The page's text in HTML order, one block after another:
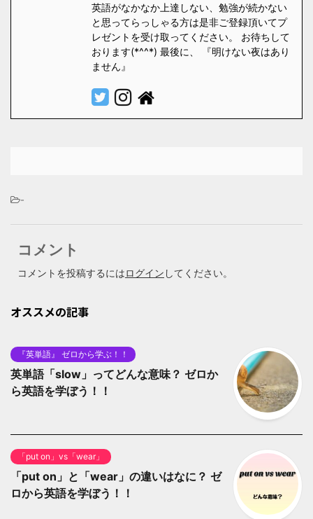
英語がなかなか上達しない、勉強が続かない
と思ってらっしゃる方は是非ご登録頂いてプ
レゼントを受け取ってください。 お待ちして
おります(*^^*) 最後に、 『明けない夜はあり
ません』
-
コメント
コメントを投稿するにはログイン してください。
オススメの記事
『英単語』 ゼロから学ぶ！！
英単語「slow」ってどんな意味？ ゼロか
ら英語を学ぼう！！
「put on」vs「wear」
「put on」と「wear」の違いはなに？ ゼ
ロから英語を学ぼう！！